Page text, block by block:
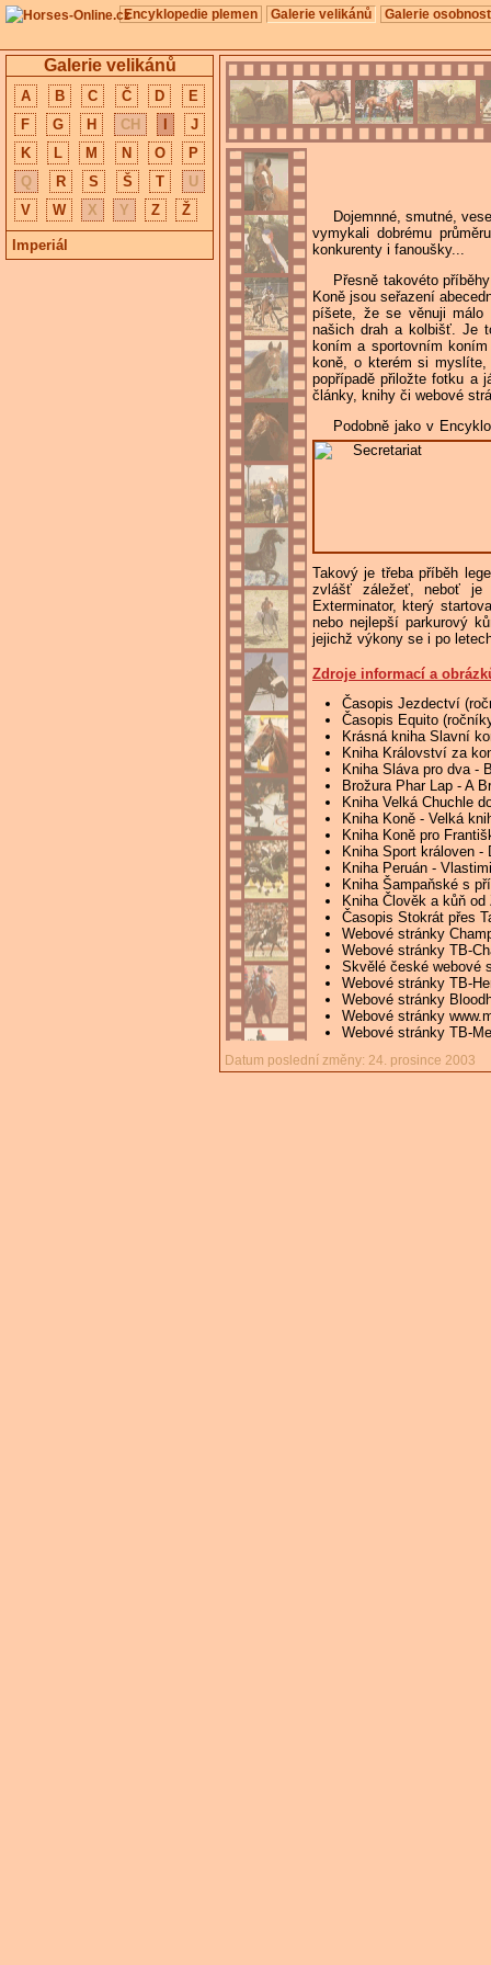
Encyklopedie plemen Galerie velikánů Galerie
Galerie velikánů
A B C Č D
E
F
G H CH
J
K
L M N O
P
Q
R S Š T
U
V
W X Y Z Ž
Imperiál
Dojemnné, smutné,
vymykali dobrému
konkurenty i fanoušky...
Přesně takovéto
Koně jsou seřazení
píšete, že se věnuji málo
našich drah a kolbišť. Je
koním a sportovním
koně, o kterém si
popřípadě přiložte fotku a
články, knihy či webové
Podobně jako v
Takový je třeba příběh
zvlášť záležeť, neboť je
Exterminator, který
nebo nejlepší parkurový
jejichž výkony se i po
Zdroje informací a
Časopis Jezdectví
Časopis Equito
Krásná kniha Slavní
Kniha Království za
Kniha Sláva pro dva -
Brožura Phar Lap - A
Kniha Velká Chuchle
Kniha Koně - Velká
Kniha Koně pro
Kniha Sport královen -
Kniha Peruán -
Kniha Šampaňské s
Kniha Člověk a kůň od
Časopis Stokrát přes
Webové stránky
Webové stránky TB-
Skvělé české webové
Webové stránky TB-
Webové stránky
Webové stránky
Webové stránky TB-
Datum poslední změny: 24. prosince 2003